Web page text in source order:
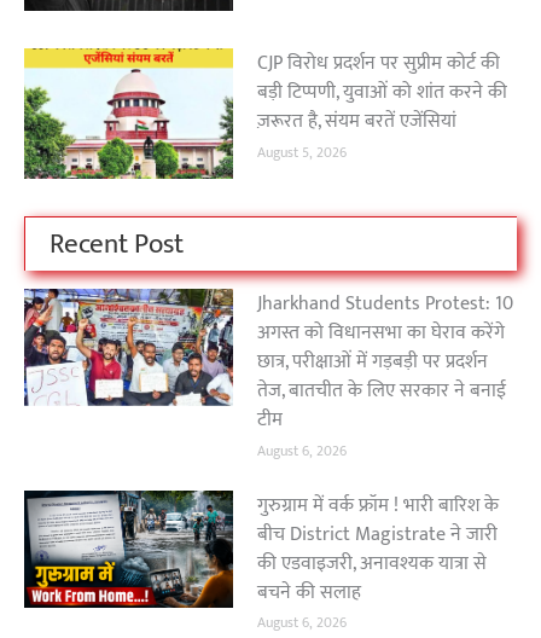
CJP विरोध प्रदर्शन पर सुप्रीम कोर्ट की
बड़ी टिप्पणी, युवाओं को शांत करने की
ज़रूरत है, संयम बरतें एजेंसियां
August 5, 2026
Recent Post
Jharkhand Students Protest: 10
अगस्त को विधानसभा का घेराव करेंगे
छात्र, परीक्षाओं में गड़बड़ी पर प्रदर्शन
तेज, बातचीत के लिए सरकार ने बनाई
टीम
August 6, 2026
गुरुग्राम में वर्क फ्रॉम ! भारी बारिश के
बीच District Magistrate ने जारी
की एडवाइजरी, अनावश्यक यात्रा से
बचने की सलाह
August 6, 2026